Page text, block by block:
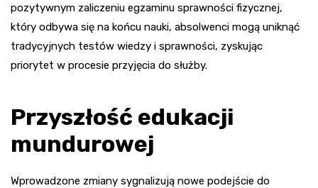
pozytywnym zaliczeniu egzaminu sprawności fizycznej,
który odbywa się na końcu nauki, absolwenci mogą uniknąć
tradycyjnych testów wiedzy i sprawności, zyskując
priorytet w procesie przyjęcia do służby.
Przyszłość edukacji
mundurowej
Wprowadzone zmiany sygnalizują nowe podejście do